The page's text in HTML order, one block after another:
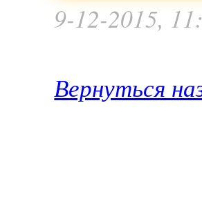
9-12-2015,
Вернуться